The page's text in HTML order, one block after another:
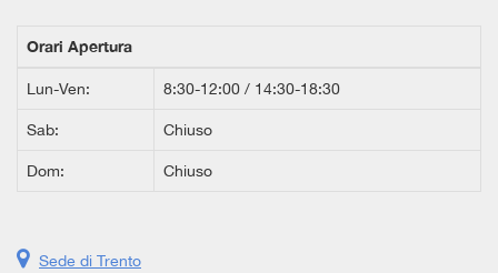
Orari Apertura
Lun-Ven: 8:30-12:00 / 14:30-18:30
Sab: Chiuso
Dom: Chiuso
Sede di Trento